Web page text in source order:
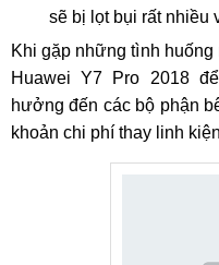
sẽ bị lọt bụi rất nhiều
Khi gặp những tình
Huawei Y7 Pro 2018
hưởng đến các bộ phận
khoản chi phí thay linh